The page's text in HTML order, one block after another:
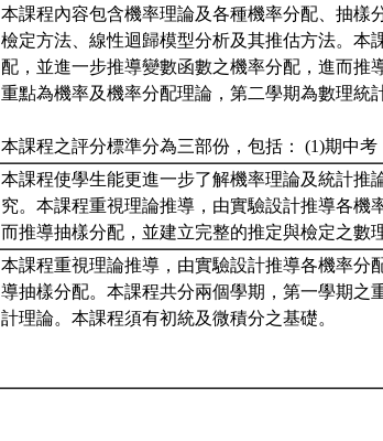
本課程內容包含機率理論及各種機率分配、抽樣
檢定方法、線性迴歸模型分析及其推估方法。本
配，並進一步推導變數函數之機率分配，進而推
重點為機率及機率分配理論，第二學期為數理統
本課程之評分標準分為三部份，包括： (1)期中考
本課程使學生能更進一步了解機率理論及統計推
究。本課程重視理論推導，由實驗設計推導各機
而推導抽樣分配，並建立完整的推定與檢定之數
本課程重視理論推導，由實驗設計推導各機率分
導抽樣分配。本課程共分兩個學期，第一學期之
計理論。本課程須有初統及微積分之基礎。